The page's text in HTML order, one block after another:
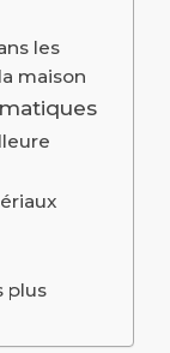
les
maison
plus